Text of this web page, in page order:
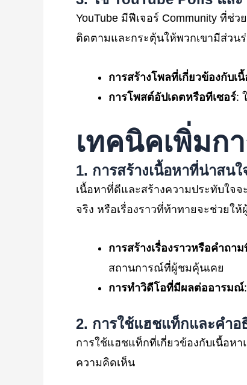
YouTube มีฟีเจอร์ Community ที่
ติดตามและกระตุ้นให้พวกเขามีส่วน
การสร้างโพลที่เกี่ยวข้องกับเ
การโพสต์อัปเดตหรือทีเซอร์:
เทคนิคเพิ่มก
1. การสร้างเนื้อหาที่น่าสน
เนื้อหาที่ดีและสร้างความประทับใจ
จริง หรือเรื่องราวที่ท้าทายจะช่วยใ
การสร้างเรื่องราวหรือคำถา
สถานการณ์ที่ผู้ชมคุ้นเคย
การทำวิดีโอที่มีผลต่ออารมณ์
2. การใช้แฮชแท็กและคำอ
การใช้แฮชแท็กที่เกี่ยวข้องกับเนื้อห
ความคิดเห็น